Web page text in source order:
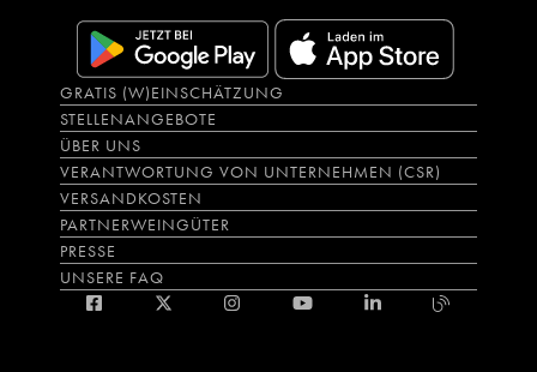
GRATIS (W)EINSCHÄTZUNG
STELLENANGEBOTE
ÜBER UNS
VERANTWORTUNG VON UNTERNEHMEN (CSR)
VERSANDKOSTEN
PARTNERWEINGÜTER
PRESSE
UNSERE FAQ